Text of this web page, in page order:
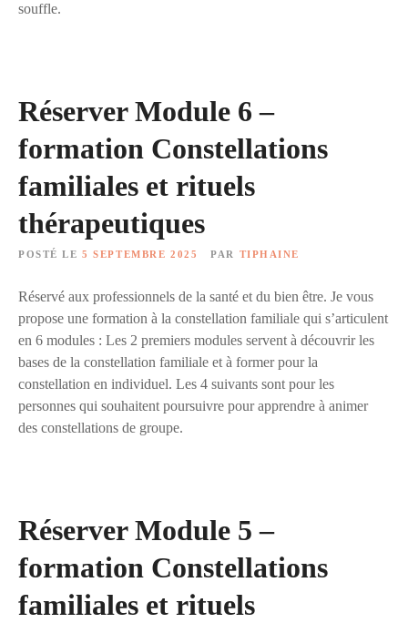
souffle.
Réserver Module 6 –
formation Constellations
familiales et rituels
thérapeutiques
POSTÉ LE 5 SEPTEMBRE 2025 PAR TIPHAINE
Réservé aux professionnels de la santé et du bien être. Je vous
propose une formation à la constellation familiale qui s’articulent
en 6 modules : Les 2 premiers modules servent à découvrir les
bases de la constellation familiale et à former pour la
constellation en individuel. Les 4 suivants sont pour les
personnes qui souhaitent poursuivre pour apprendre à animer
des constellations de groupe.
Réserver Module 5 –
formation Constellations
familiales et rituels